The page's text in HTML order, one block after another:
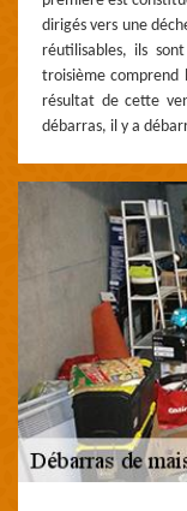
dirigés vers une
réutilisables, ils
troisième comprend
résultat de cette
débarras, il y a